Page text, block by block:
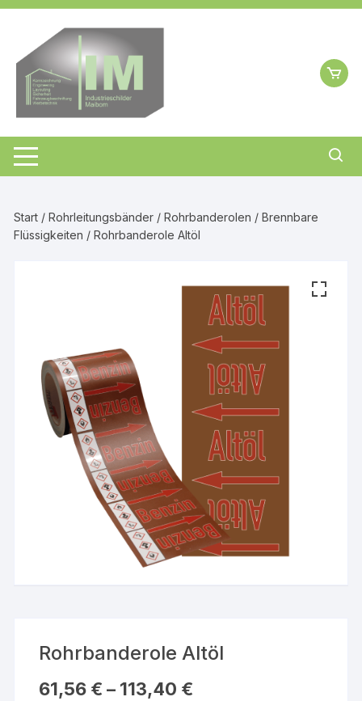
Zum
springen
Start /Rohrleitungsbänder /Rohrbanderolen /Brennbare
Flüssigkeiten / Rohrbanderole Altöl
Rohrbanderole Altöl
61,56 € – 113,40 €